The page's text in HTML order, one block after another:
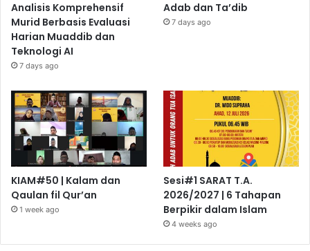
Analisis Komprehensif
Murid Berbasis Evaluasi
Harian Muaddib dan
Teknologi AI
7 days ago
Adab dan Ta’dib
7 days ago
KIAM#50 | Kalam dan
Qaulan fil Qur’an
1 week ago
Sesi#1 SARAT T.A.
2026/2027 | 6 Tahapan
Berpikir dalam Islam
4 weeks ago